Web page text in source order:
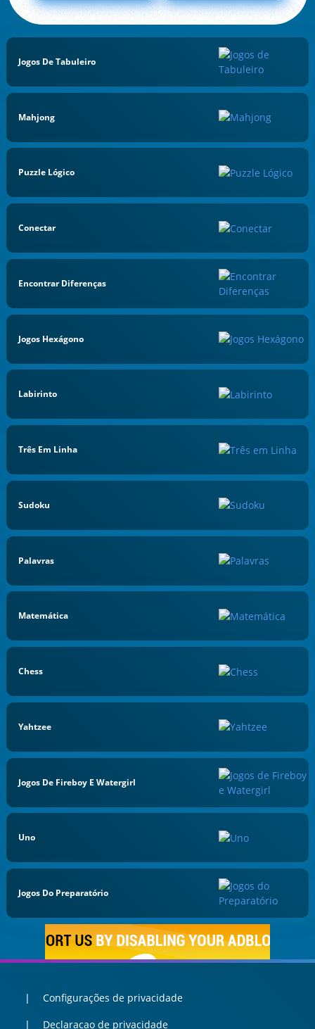
Jogos De Tabuleiro
Mahjong
Puzzle Lógico
Conectar
Encontrar Diferenças
Jogos Hexágono
Labirinto
Três Em Linha
Sudoku
Palavras
Matemática
Chess
Yahtzee
Jogos De Fireboy E Watergirl
Uno
Jogos Do Preparatório
Configurações de privacidade
Declaracao de privacidade